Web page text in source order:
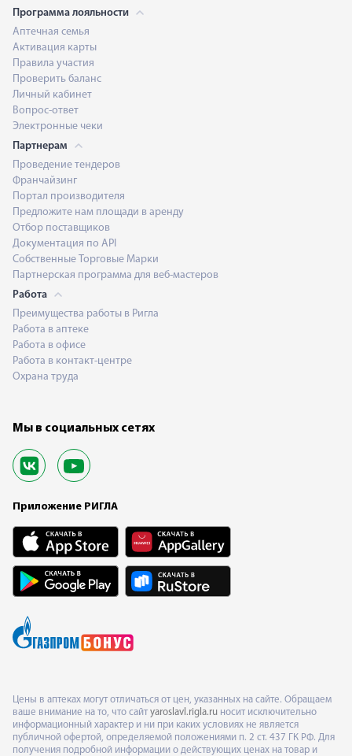
Программа лояльности
Аптечная семья
Активация карты
Правила участия
Проверить баланс
Личный кабинет
Вопрос-ответ
Электронные чеки
Партнерам
Проведение тендеров
Франчайзинг
Портал производителя
Предложите нам площади в аренду
Отбор поставщиков
Документация по API
Собственные Торговые Марки
Партнерская программа для веб-мастеров
Работа
Преимущества работы в Ригла
Работа в аптеке
Работа в офисе
Работа в контакт-центре
Охрана труда
Мы в социальных сетях
Приложение РИГЛА
Цены в аптеках могут отличаться от цен, указанных на сайте. Обращаем
ваше внимание на то, что сайт yaroslavl.rigla.ru носит исключительно
информационный характер и ни при каких условиях не является
публичной офертой, определяемой положениями п. 2 ст. 437 ГК РФ. Для
получения подробной информации о действующих ценах на товар и